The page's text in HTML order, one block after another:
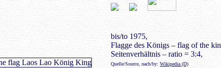
bis/to 1975,
Flagge des Königs – flag of the
Seitenverhältnis – ratio = 3:4,
Quelle/Source, nach/by: Wikipedia (D)